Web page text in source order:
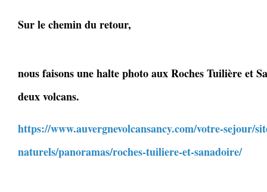
Sur le chemin du retour,
nous faisons une halte photo aux Roches Tuilière et
deux volcans.
https://www.auvergnevolcansancy.com/votre-sejour/
naturels/panoramas/roches-tuiliere-et-sanadoire/